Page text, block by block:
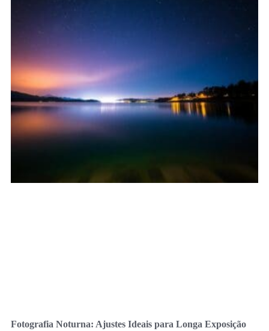
Fotografia Noturna: Ajustes Ideais para Longa Exposição